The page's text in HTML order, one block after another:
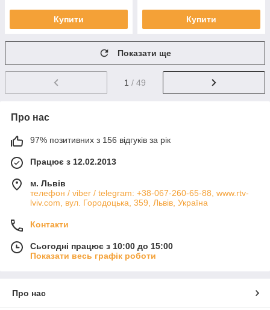
Купити Купити
Показати ще
1 / 49
Про нас
97% позитивних з 156 відгуків за рік
Працює з 12.02.2013
м. Львів
телефон / viber / telegram: +38-067-260-65-88, www.rtv-
lviv.com, вул. Городоцька, 359, Львів, Україна
Контакти
Сьогодні працює з 10:00 до 15:00
Показати весь графік роботи
Про нас